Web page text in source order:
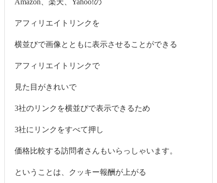
アフィリエイトリンクを
横並びで画像とともに表示させることができる
アフィリエイトリンクで
見た目がきれいで
3社のリンクを横並びで表示できるため
3社にリンクをすべて押し
価格比較する訪問者さんもいらっしゃいます。
ということは、クッキー報酬が上がる